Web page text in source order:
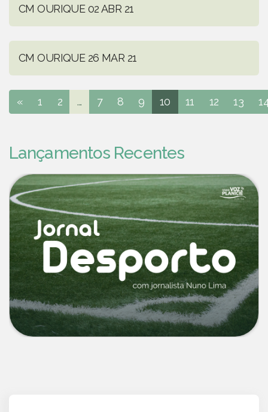
CM OURIQUE 02 ABR 21
CM OURIQUE 26 MAR 21
« 1 2 ... 7 8 9 10 11 12 13
Lançamentos Recentes